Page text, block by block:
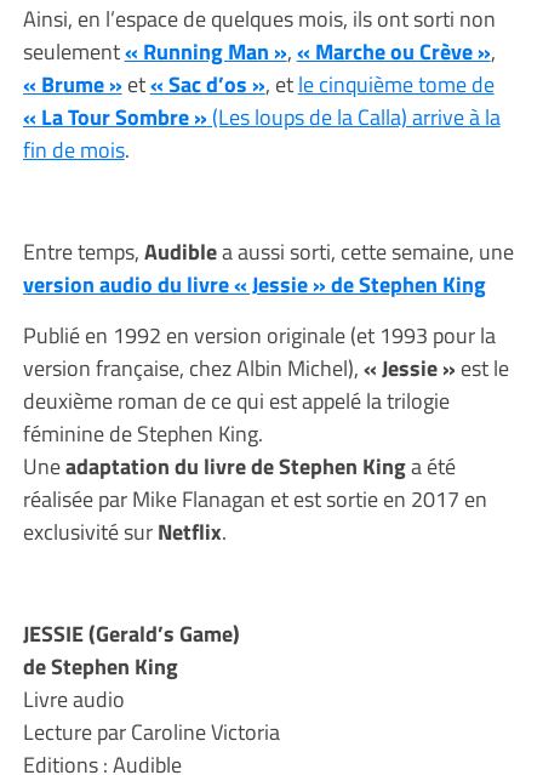
Ainsi, en l’espace de quelques mois, ils ont sorti non
seulement« Running Man »,« Marche ou Crève »,
« Brume »et« Sac d’os », etle cinquième tome de
« La Tour Sombre »(Les loups de la Calla) arrive à la
fin de mois.
Entre temps,Audiblea aussi sorti, cette semaine, une
version audio du livre « Jessie » de Stephen King
Publié en 1992 en version originale (et 1993 pour la
version française, chez Albin Michel),« Jessie » est le
deuxième roman de ce qui est appelé la trilogie
féminine de Stephen King.
Uneadaptation du livre de Stephen Kinga été
réalisée par Mike Flanagan et est sortie en 2017 en
exclusivité surNetflix.
JESSIE (Gerald’s Game)
de Stephen King
Livre audio
Lecture par Caroline Victoria
Editions : Audible